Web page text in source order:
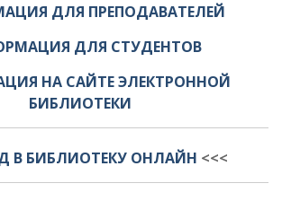
ДЛЯ ПРЕПОДАВАТЕЛЕЙ
ДЛЯ СТУДЕНТОВ
НА САЙТЕ ЭЛЕКТРОННОЙ
БИБЛИОТЕКИ
В БИБЛИОТЕКУ ОНЛАЙН <<<